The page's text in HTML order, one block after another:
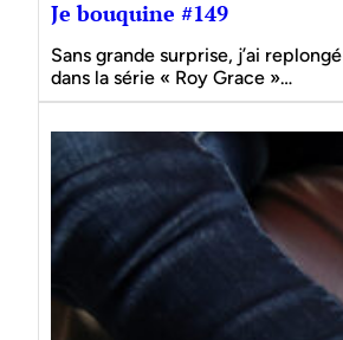
Je bouquine #149
Sans grande surprise, j’ai replongé
dans la série « Roy Grace »…